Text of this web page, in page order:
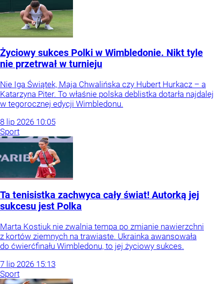
Życiowy sukces Polki w Wimbledonie. Nikt tyle
nie przetrwał w turnieju
Nie Iga Świątek, Maja Chwalińska czy Hubert Hurkacz – a
Katarzyna Piter. To właśnie polska deblistka dotarła najdalej
w tegorocznej edycji Wimbledonu.
8 lip 2026 10:05
Sport
Ta tenisistka zachwyca cały świat! Autorką jej
sukcesu jest Polka
Marta Kostiuk nie zwalnia tempa po zmianie nawierzchni
z kortów ziemnych na trawiaste. Ukrainka awansowała
do ćwierćfinału Wimbledonu, to jej życiowy sukces.
7 lip 2026 15:13
Sport